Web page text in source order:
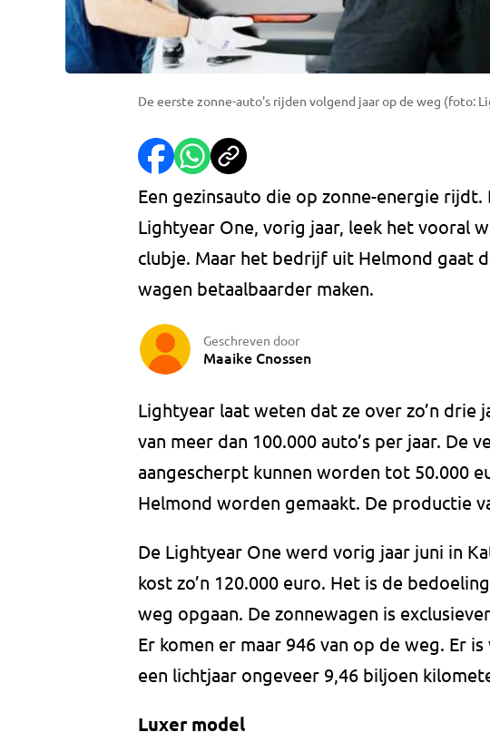
De eerste zonne-auto's rijden volgend jaar op de weg (foto:
Een gezinsauto die op zonne-energie
Lightyear One, vorig jaar, leek het vooral
clubje. Maar het bedrijf uit Helmond gaat
wagen betaalbaarder maken.
Geschreven door
Maaike Cnossen
Lightyear laat weten dat ze over zo’n
van meer dan 100.000 auto’s per jaar. De
aangescherpt kunnen worden tot 50.000
Helmond worden gemaakt. De productie
De Lightyear One werd vorig jaar juni in
kost zo’n 120.000 euro. Het is de
weg opgaan. De zonnewagen is
Er komen er maar 946 van op de weg. Er
een lichtjaar ongeveer 9,46 biljoen
Luxer model